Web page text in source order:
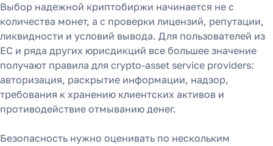
Выбор надежной криптобиржи начинается не с
количества монет, а с проверки лицензий, репутации,
ликвидности и условий вывода. Для пользователей из
ЕС и ряда других юрисдикций все большее значение
получают правила для crypto-asset service providers:
авторизация, раскрытие информации, надзор,
требования к хранению клиентских активов и
противодействие отмыванию денег.
Безопасность нужно оценивать по нескольким